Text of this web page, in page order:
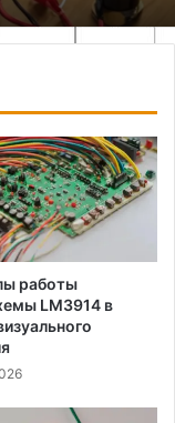
работы
LM3914 в